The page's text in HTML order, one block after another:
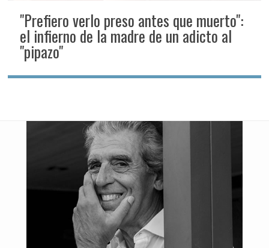
"Prefiero verlo preso antes que muerto":
el infierno de la madre de un adicto al
"pipazo"